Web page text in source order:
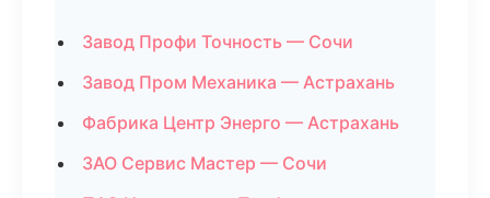
Завод Профи Точность — Сочи
Завод Пром Механика — Астрахань
Фабрика Центр Энерго — Астрахань
ЗАО Сервис Мастер — Сочи